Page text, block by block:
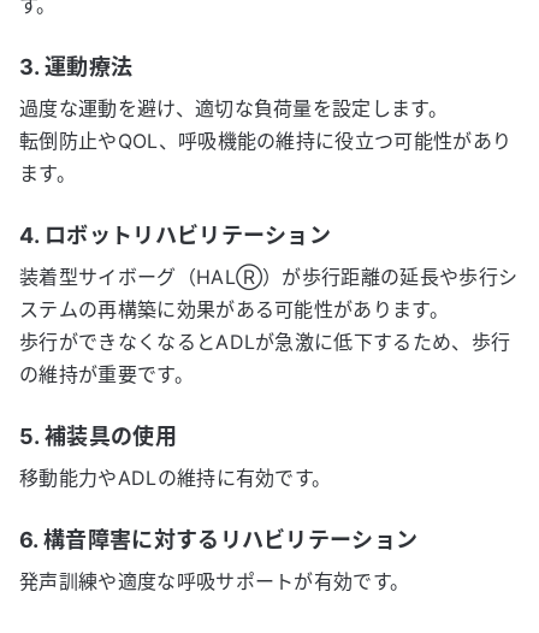
す。
3. 運動療法
過度な運動を避け、適切な負荷量を設定します。
転倒防止やQOL、呼吸機能の維持に役立つ可能性があり
ます。
4. ロボットリハビリテーション
装着型サイボーグ（HALⓇ）が歩行距離の延長や歩行シ
ステムの再構築に効果がある可能性があります。
歩行ができなくなるとADLが急激に低下するため、歩行
の維持が重要です。
5. 補装具の使用
移動能力やADLの維持に有効です。
6. 構音障害に対するリハビリテーション
発声訓練や適度な呼吸サポートが有効です。